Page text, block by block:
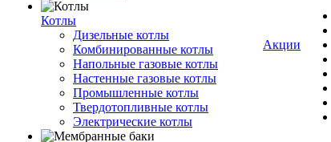
Котлы
Дизельные котлы
Комбинированные котлы
Напольные газовые котлы
Настенные газовые котлы
Промышленные котлы
Твердотопливные котлы
Электрические котлы
Акции